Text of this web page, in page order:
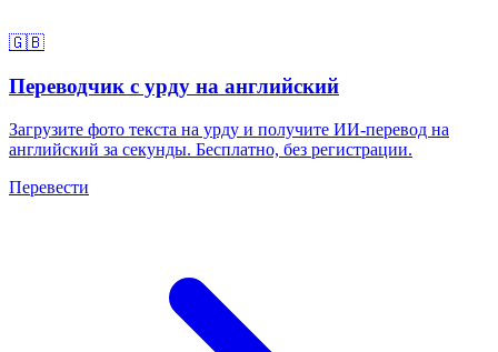
🇬🇧
Переводчик с урду на английский
Загрузите фото текста на урду и получите ИИ-перевод на
английский за секунды. Бесплатно, без регистрации.
Перевести